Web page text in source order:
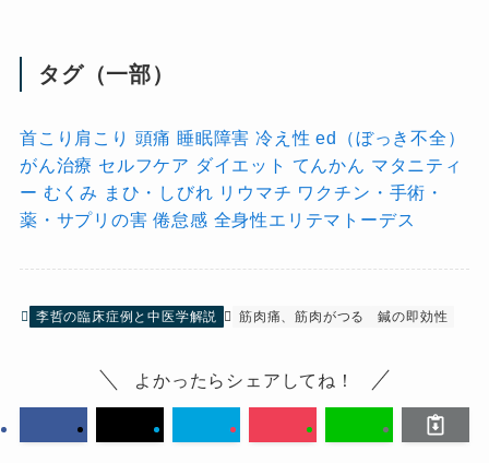
タグ（一部）
首こり肩こり 頭痛 睡眠障害 冷え性 ed（ぼっき不全）
がん治療 セルフケア ダイエット てんかん マタニティ
ー むくみ まひ・しびれ リウマチ ワクチン・手術・
薬・サプリの害 倦怠感 全身性エリテマトーデス
李哲の臨床症例と中医学解説 筋肉痛、筋肉がつる 鍼の即効性
よかったらシェアしてね！